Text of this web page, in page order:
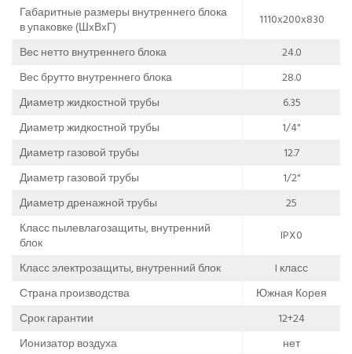
Габаритные размеры внутреннего блока
в упаковке (ШxВxГ)
1110x200x830
Вес нетто внутреннего блока
24.0
Вес брутто внутреннего блока
28.0
Диаметр жидкостной трубы
6.35
Диаметр жидкостной трубы
1/4"
Диаметр газовой трубы
12.7
Диаметр газовой трубы
1/2"
Диаметр дренажной трубы
25
Класс пылевлагозащиты, внутренний
блок
IPX0
Класс электрозащиты, внутренний блок
I класс
Страна производства
Южная Корея
Срок гарантии
12+24
Ионизатор воздуха
нет